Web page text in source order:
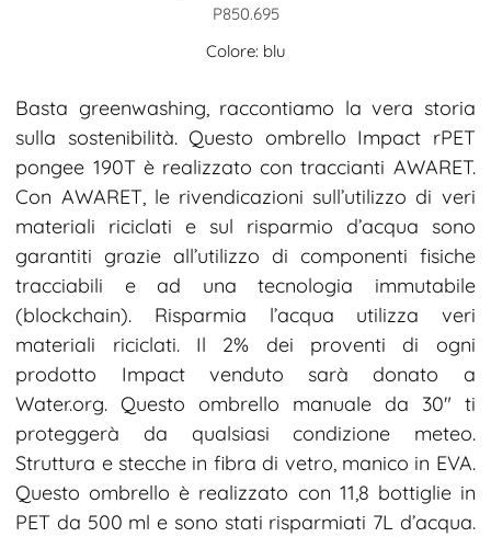
P850.695
Colore: blu
Basta greenwashing, raccontiamo la vera storia
sulla sostenibilità. Questo ombrello Impact rPET
pongee 190T è realizzato con traccianti AWARET.
Con AWARET, le rivendicazioni sull’utilizzo di veri
materiali riciclati e sul risparmio d’acqua sono
garantiti grazie all’utilizzo di componenti fisiche
tracciabili e ad una tecnologia immutabile
(blockchain). Risparmia l’acqua utilizza veri
materiali riciclati. Il 2% dei proventi di ogni
prodotto Impact venduto sarà donato a
Water.org. Questo ombrello manuale da 30″ ti
proteggerà da qualsiasi condizione meteo.
Struttura e stecche in fibra di vetro, manico in EVA.
Questo ombrello è realizzato con 11,8 bottiglie in
PET da 500 ml e sono stati risparmiati 7L d’acqua.